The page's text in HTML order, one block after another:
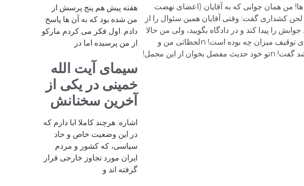
من همان جوابی که به آقایان (اعضای نهضت
لحن کشداری گفت: وقتی آقایان همین سئوال را از
را پیدا کند و در دادگاه بگویید، ولی من حالا
نمی گویم، جوابم را در دادگاه خواهید شنید، در آنجا به شما خواهم گفت مستندات قانونی من برای توقیف میزان چه بوده است! nلحظاتی من و
دوستان مبهوت به سیمای جناب دادستان خیره شدیم و واقعا در برابر چنین برهان قاطعی می شد گفت! nتو خود حدیث مفصل بخوان از این مجمل!
هفته پیش هم پنج پرسش از
من شده بود که به آن ها پاسخ
دادم. اول فکر می کردم مارکو
از من پرسیده اما در
سیمای آیت الله
خمینی در یکی از
آخرین سخنانش
اشاره: هرچند کاملا ابا دارم که
در این وضعیت خاص و حاد
سیاسی، که کشور و مردم
ایران مورد تجاوز خارجی قرار
گرفته اند و